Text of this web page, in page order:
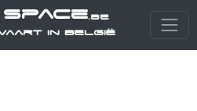
.be
in België